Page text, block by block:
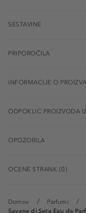
Domov Parfumi
Savane di Seta Eau de
SESTAVINE
PRIPOROČILA
INFORMACIJE O
ODPOKLIC PROIZVODA
OPOZORILA
OCENE STRANK (0)